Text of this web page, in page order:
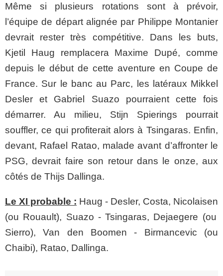
Même si plusieurs rotations sont à prévoir,
l’équipe de départ alignée par Philippe Montanier
devrait rester très compétitive. Dans les buts,
Kjetil
Haug remplacera Maxime Dupé, comme
depuis le début de cette aventure en Coupe de
France. Sur le banc au Parc, les latéraux Mikkel
Desler et Gabriel Suazo pourraient cette fois
démarrer. Au milieu, Stijn Spierings pourrait
souffler, ce qui profiterait alors à Tsingaras. Enfin,
devant, Rafael Ratao, malade avant d’affronter le
PSG, devrait faire son retour dans le onze, aux
côtés de Thijs Dallinga.
Le XI probable : Haug - Desler, Costa, Nicolaisen
(ou Rouault), Suazo -Tsingaras, Dejaegere (ou
Sierro), Van den Boomen - Birmancevic (ou
Chaibi), Ratao, Dallinga.